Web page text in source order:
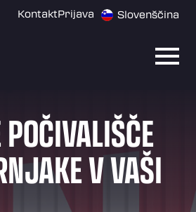
KontaktPrijava Slovenščina
V VAŠI